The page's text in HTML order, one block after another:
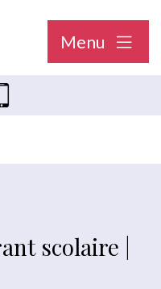
Menu
Mitréen"
contacter
scolaire |